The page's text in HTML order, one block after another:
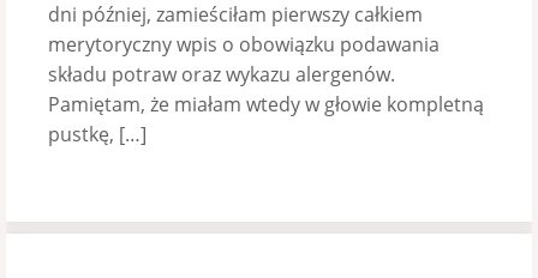
dni później, zamieściłam pierwszy całkiem
merytoryczny wpis o obowiązku podawania
składu potraw oraz wykazu alergenów.
Pamiętam, że miałam wtedy w głowie kompletną
pustkę, […]